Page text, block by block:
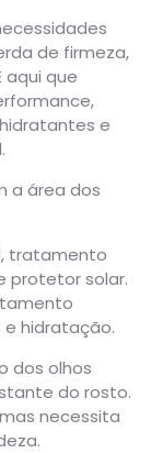
de firmeza,
aqui que
e
a área dos
tratamento
protetor solar.
hidratação.
dos olhos
do rosto.
necessita